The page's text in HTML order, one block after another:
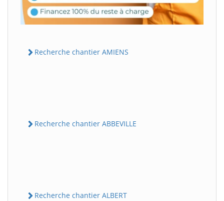
Recherche chantier AMIENS
Recherche chantier ABBEVILLE
Recherche chantier ALBERT